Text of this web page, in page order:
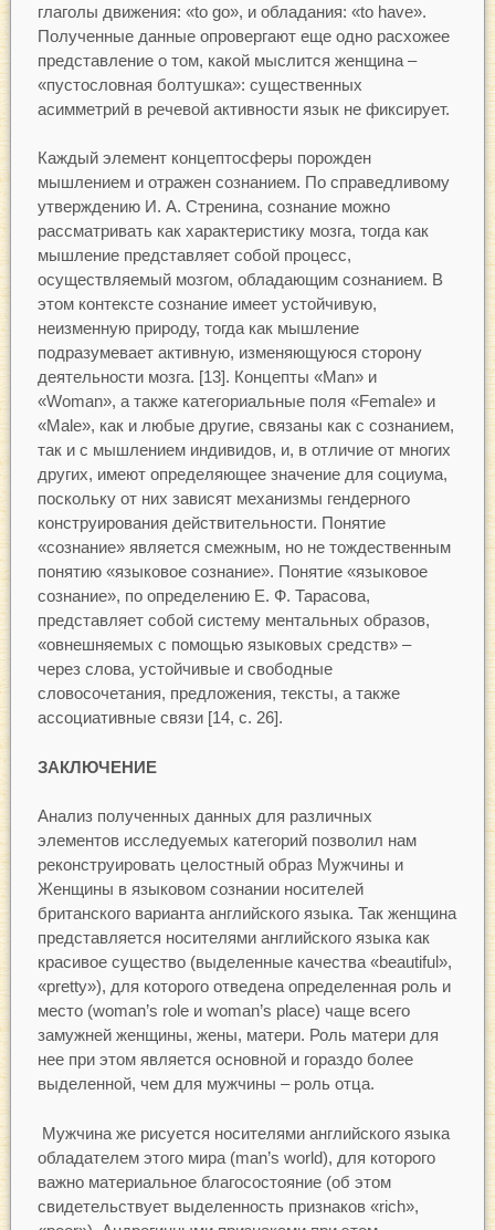
глаголы движения: «to go», и обладания: «to have».
Полученные данные опровергают еще одно расхожее
представление о том, какой мыслится женщина –
«пустословная болтушка»: существенных
асимметрий в речевой активности язык не фиксирует.
Каждый элемент концептосферы порожден
мышлением и отражен сознанием. По справедливому
утверждению И. А. Стренина, сознание можно
рассматривать как характеристику мозга, тогда как
мышление представляет собой процесс,
осуществляемый мозгом, обладающим сознанием. В
этом контексте сознание имеет устойчивую,
неизменную природу, тогда как мышление
подразумевает активную, изменяющуюся сторону
деятельности мозга. [13]. Концепты «Man» и
«Woman», а также категориальные поля «Female» и
«Male», как и любые другие, связаны как с сознанием,
так и с мышлением индивидов, и, в отличие от многих
других, имеют определяющее значение для социума,
поскольку от них зависят механизмы гендерного
конструирования действительности. Понятие
«сознание» является смежным, но не тождественным
понятию «языковое сознание». Понятие «языковое
сознание», по определению Е. Ф. Тарасова,
представляет собой систему ментальных образов,
«овнешняемых с помощью языковых средств» –
через слова, устойчивые и свободные
словосочетания, предложения, тексты, а также
ассоциативные связи [14, с. 26].
ЗАКЛЮЧЕНИЕ
Анализ полученных данных для различных
элементов исследуемых категорий позволил нам
реконструировать целостный образ Мужчины и
Женщины в языковом сознании носителей
британского варианта английского языка. Так женщина
представляется носителями английского языка как
красивое существо (выделенные качества «beautiful»,
«pretty»), для которого отведена определенная роль и
место (woman’s role и woman’s place) чаще всего
замужней женщины, жены, матери. Роль матери для
нее при этом является основной и гораздо более
выделенной, чем для мужчины – роль отца.
Мужчина же рисуется носителями английского языка
обладателем этого мира (man’s world), для которого
важно материальное благосостояние (об этом
свидетельствует выделенность признаков «rich»,